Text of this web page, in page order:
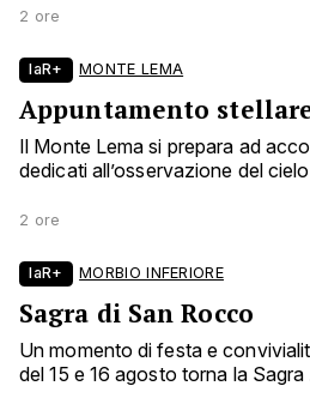
2 ore
laR+ MONTE LEMA
Appuntamento
Il Monte Lema si prepara ad
dedicati all’osservazione del
2 ore
laR+ MORBIO INFERIORE
Sagra di San Rocco
Un momento di festa e
del 15 e 16 agosto torna la Sagra